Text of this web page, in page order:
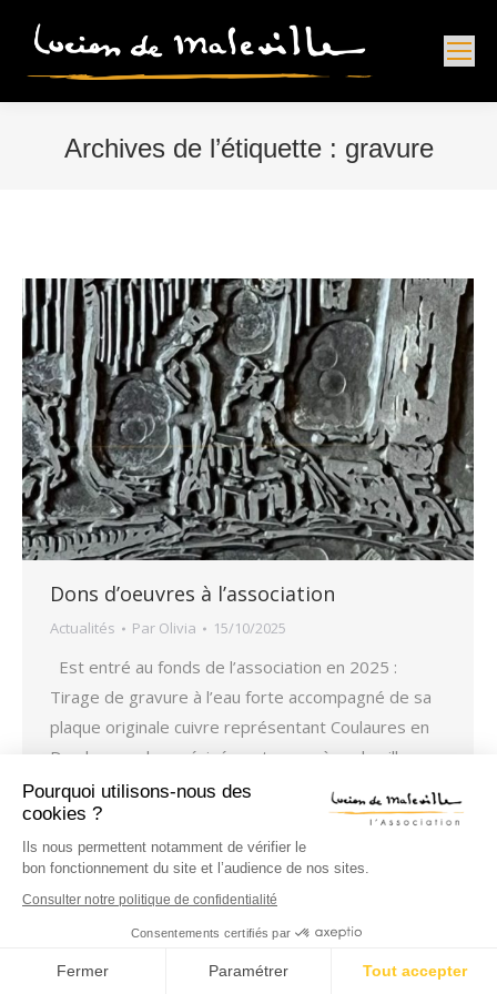
Archives de l’étiquette : gravure
Dons d’oeuvres à l’association
Actualités Par Olivia 15/10/2025
Est entré au fonds de l’association en 2025 :
Tirage de gravure à l’eau forte accompagné de sa
plaque originale cuivre représentant Coulaures en
Dordogne, plus précisément une scène de village
avec roulottes sur les berges de la La Loue.
L’association remercie très chaleureusement le
généreux donateur, un collectionneur périgourdin.
Pourquoi utilisons-nous des
cookies ?
Ils nous permettent notamment de vérifier le
bon fonctionnement du site et l’audience de nos sites.
Consulter notre politique de confidentialité
Consentements certifiés par
Fermer Paramétrer Tout accepter